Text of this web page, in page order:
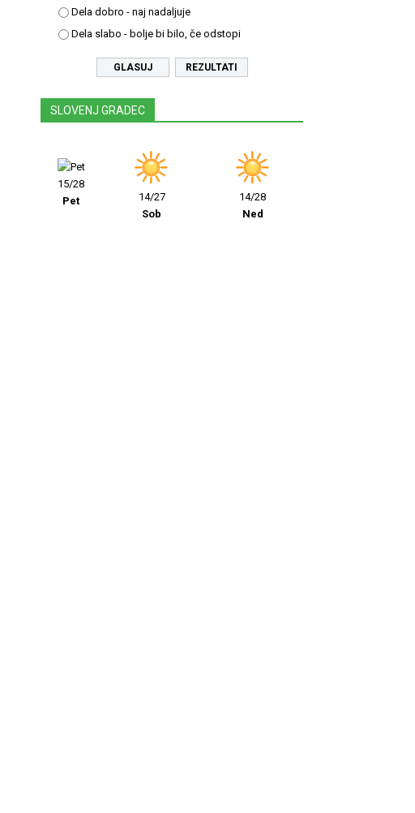
Dela dobro - naj nadaljuje
Dela slabo - bolje bi bilo, če odstopi
REZULTATI
SLOVENJ GRADEC
15/28
Pet
14/27
Sob
14/28
Ned